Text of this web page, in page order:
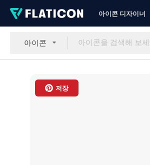
아이콘 디자이너
아이콘
저장